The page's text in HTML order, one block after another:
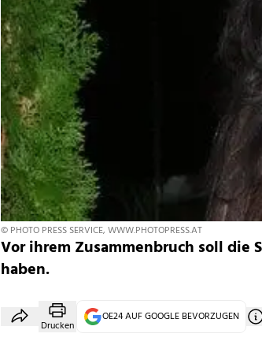
© PHOTO PRESS SERVICE, WWW.PHOTOPRESS.AT
Vor ihrem Zusammenbruch soll die
haben.
Drucken
OE24 AUF GOOGLE BEVORZUGEN